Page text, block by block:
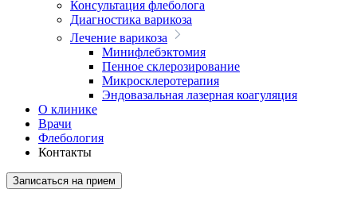
Консультация флеболога
Диагностика варикоза
Лечение варикоза
Минифлебэктомия
Пенное склерозирование
Микросклеротерапия
Эндовазальная лазерная коагуляция
О клинике
Врачи
Флебология
Контакты
Записаться на прием